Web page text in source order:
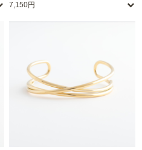
7,150円